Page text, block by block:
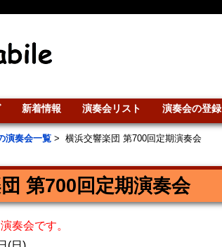
新着情報 演奏会リスト 演奏会の登録
演奏会一覧 > 横浜交響楽団 第700回定期演奏会
第700回定期演奏会
奏会です。